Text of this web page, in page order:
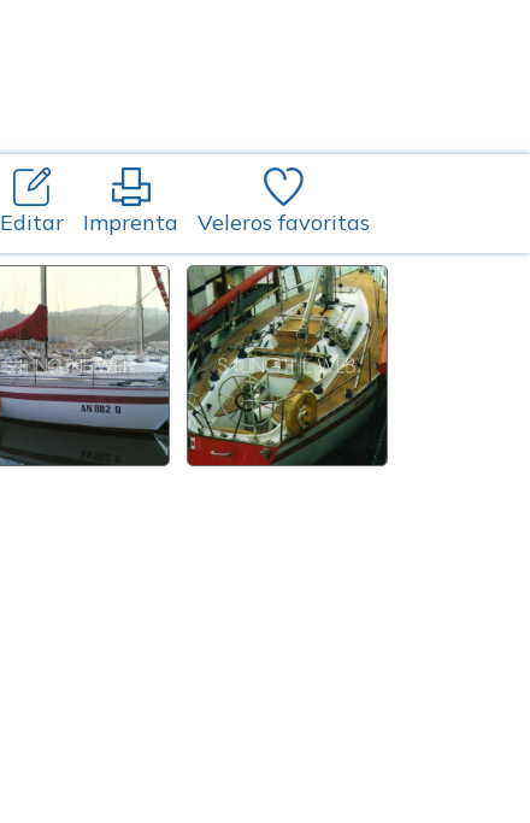
Editar Imprenta Veleros favoritas